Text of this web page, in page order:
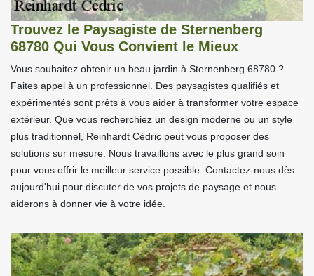
Trouvez le Paysagiste de Sternenberg
68780 Qui Vous Convient le Mieux
Vous souhaitez obtenir un beau jardin à Sternenberg 68780 ?
Faites appel à un professionnel. Des paysagistes qualifiés et
expérimentés sont prêts à vous aider à transformer votre espace
extérieur. Que vous recherchiez un design moderne ou un style
plus traditionnel, Reinhardt Cédric peut vous proposer des
solutions sur mesure. Nous travaillons avec le plus grand soin
pour vous offrir le meilleur service possible. Contactez-nous dès
aujourd'hui pour discuter de vos projets de paysage et nous
aiderons à donner vie à votre idée.